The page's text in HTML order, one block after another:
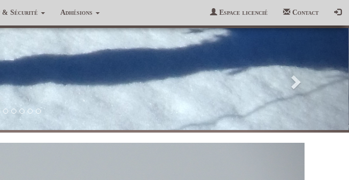
& Sécurité Adhésions Espace licencié Contact
Suivant